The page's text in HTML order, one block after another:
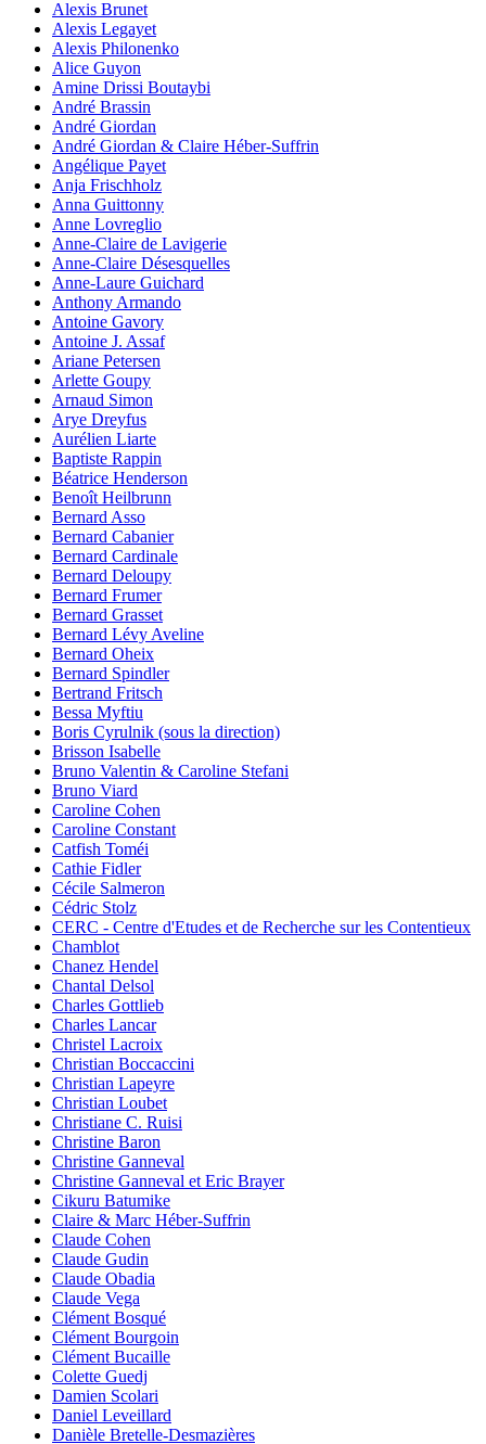
Alexis Brunet
Alexis Legayet
Alexis Philonenko
Alice Guyon
Amine Drissi Boutaybi
André Brassin
André Giordan
André Giordan & Claire Héber-Suffrin
Angélique Payet
Anja Frischholz
Anna Guittonny
Anne Lovreglio
Anne-Claire de Lavigerie
Anne-Claire Désesquelles
Anne-Laure Guichard
Anthony Armando
Antoine Gavory
Antoine J. Assaf
Ariane Petersen
Arlette Goupy
Arnaud Simon
Arye Dreyfus
Aurélien Liarte
Baptiste Rappin
Béatrice Henderson
Benoît Heilbrunn
Bernard Asso
Bernard Cabanier
Bernard Cardinale
Bernard Deloupy
Bernard Frumer
Bernard Grasset
Bernard Lévy Aveline
Bernard Oheix
Bernard Spindler
Bertrand Fritsch
Bessa Myftiu
Boris Cyrulnik (sous la direction)
Brisson Isabelle
Bruno Valentin & Caroline Stefani
Bruno Viard
Caroline Cohen
Caroline Constant
Catfish Toméi
Cathie Fidler
Cécile Salmeron
Cédric Stolz
CERC - Centre d'Etudes et de Recherche sur les Contentieux
Chamblot
Chanez Hendel
Chantal Delsol
Charles Gottlieb
Charles Lancar
Christel Lacroix
Christian Boccaccini
Christian Lapeyre
Christian Loubet
Christiane C. Ruisi
Christine Baron
Christine Ganneval
Christine Ganneval et Eric Brayer
Cikuru Batumike
Claire & Marc Héber-Suffrin
Claude Cohen
Claude Gudin
Claude Obadia
Claude Vega
Clément Bosqué
Clément Bourgoin
Clément Bucaille
Colette Guedj
Damien Scolari
Daniel Leveillard
Danièle Bretelle-Desmazières